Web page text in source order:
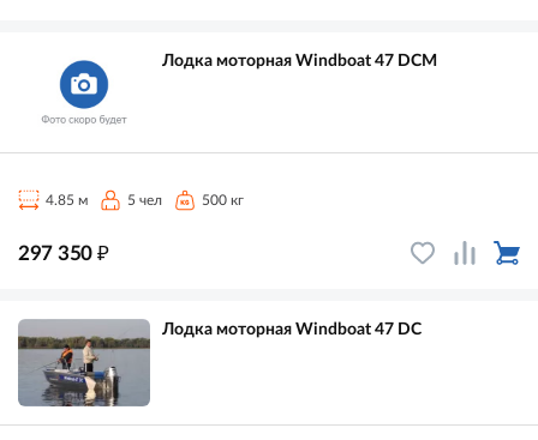
Лодка моторная Windboat 47 DCM
4.85 м 5 чел 500 кг
297 350 ₽
Лодка моторная Windboat 47 DC